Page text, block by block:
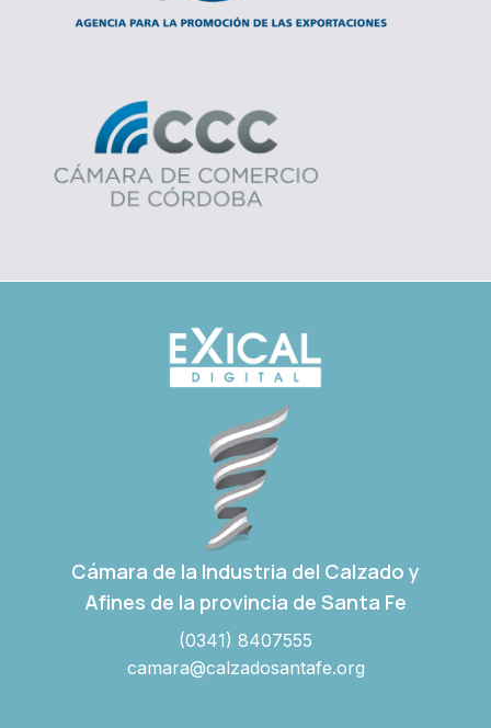
Cámara de la Industria del Calzado y
Afines de la provincia de Santa Fe
(0341) 8407555
camara@calzadosantafe.org